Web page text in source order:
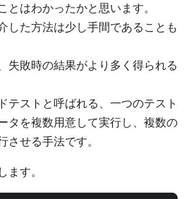
とはわかったかと思います。
した方法は少し手間であることも
失敗時の結果がより多く得られる
テストと呼ばれる、一つのテスト
タを複数用意して実行し、複数の
させる手法です。
ます。